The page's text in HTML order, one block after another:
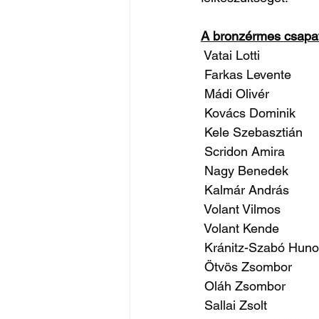
A bronzérmes
Vatai Lotti
Farkas Levente
Mádi Olivér
Kovács Dominik
Kele Szebasztián
Scridon Amira
Nagy Benedek
Kalmár András
Volant Vilmos
Volant Kende
Kránitz-Szabó
Ötvös Zsombor
Oláh Zsombor
Sallai Zsolt